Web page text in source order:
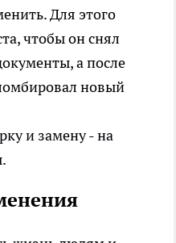
Для этого
чтобы он снял
а после
новый
и замену - на